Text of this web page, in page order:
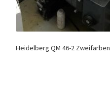
Heidelberg QM 46-2